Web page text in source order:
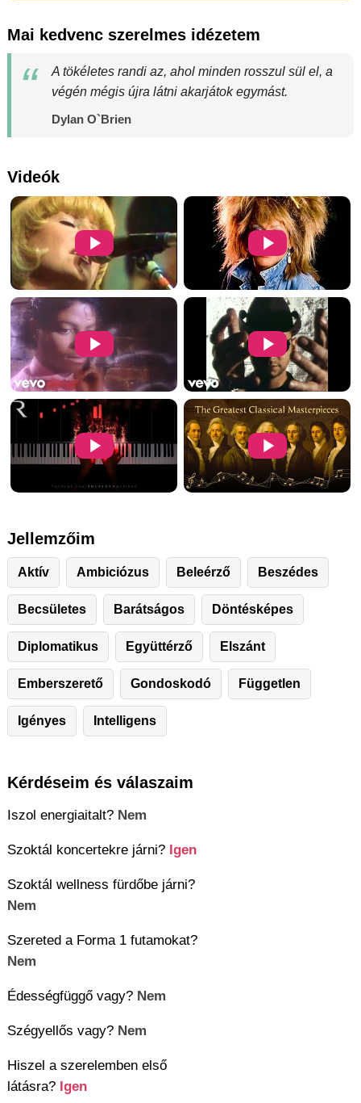
Mai kedvenc szerelmes idézetem
A tökéletes randi az, ahol minden rosszul sül el, a
végén mégis újra látni akarjátok egymást.
Dylan O`Brien
Videók
Jellemzőim
Aktív Ambiciózus Beleérző Beszédes
Becsületes Barátságos Döntésképes
Diplomatikus Együttérző Elszánt
Emberszerető Gondoskodó Független
Igényes Intelligens
Kérdéseim és válaszaim
Iszol energiaitalt? Nem
Szoktál koncertekre járni? Igen
Szoktál wellness fürdőbe járni?
Nem
Szereted a Forma 1 futamokat?
Nem
Édességfüggő vagy? Nem
Szégyellős vagy? Nem
Hiszel a szerelemben első
látásra? Igen